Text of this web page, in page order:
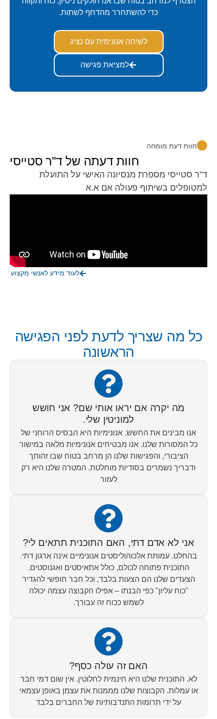
כדי להשתחרר מהדחף לשתות.
לשיחה אנונימית עם נציג
למציאת פגישה
לעוד מידע לאנשי מקצוע
חוות דעת מומחה
חוות דעתה של ד”ר סטייסי
ד”ר סטייסי מספרת מנסיונה האישי על התועלת
למטופלים בשיתוף פעולה אם א.א
כל מה שצריך לדעת לפני הפגישה
הראשונה
מה יקרה אם יראו אותי שם? אני חושש
למוניטין שלי.
אנו מבינים את החשש. אנונימיות היא הבסיס הרוחני של
כל המסורות שלנו. אנו מבטיחים אנונימיות מלאה במישור
הציבורי, והפגישות שלנו הן מרחב בטוח שבו זהותך
ודבריך נשמרים בסודיות מוחלטת. המטרה שלנו היא רק
לעזור
אני לא אדם דתי, האם התוכנית תתאים לי?
בהחלט. עמותת אלכוהוליסטים אנונימיים אינה ארגון דתי.
התוכנית פתוחה לכולם, כולל אתאיסטים ואגנוסטים.
הצעדים שלנו הם הצעות בלבד, וכל חבר חופשי להגדיר
"כוח עליון" כפי הבנתו – אפילו הקבוצה עצמה יכולה
לשמש ככוח זה עבורך.
האם זה עולה כסף?
לא. התוכנית שלנו היא חינמית לחלוטין. אין שום דמי חבר
או עמלות. הקבוצות שלנו מממנות את עצמן באופן עצמאי
על ידי תרומות התנדבותיות של החברים בלבד